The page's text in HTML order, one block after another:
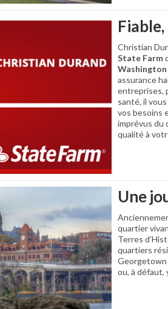
Christian
State Farm
Washington
assurance
entreprises,
santé, il
vos besoins
imprévus du
qualité à
Une
quartier
Terres
quartiers
Georgetown
ou, à défaut,